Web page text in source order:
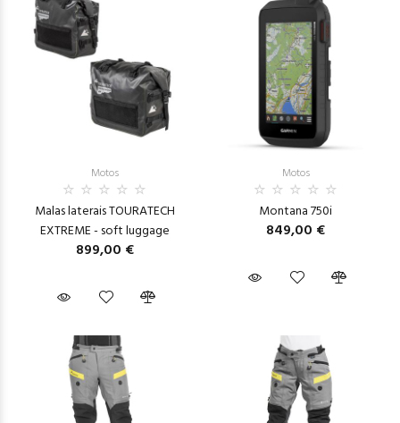
Motos
Malas laterais TOURATECH
EXTREME - soft luggage
899,00 €
Motos
Montana 750i
849,00 €